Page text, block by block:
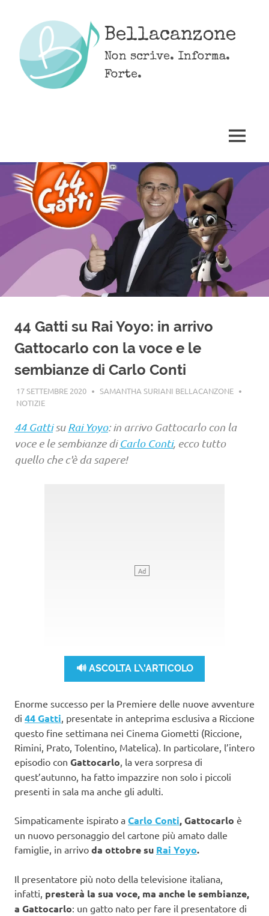
content
Bellacanzone
Non scrive. Informa.
Forte.
MENU
44 Gatti su Rai Yoyo: in arrivo
Gattocarlo con la voce e le
sembianze di Carlo Conti
17 SETTEMBRE 2020
SAMANTHA SURIANI BELLACANZONE
NOTIZIE
44 GattisuRai Yoyo: in arrivo Gattocarlo con la
voce e le sembianze diCarlo Conti, ecco tutto
quello che c'è da sapere!
🔊 ASCOLTA L\'ARTICOLO
Enorme successo per la Premiere delle nuove avventure
di 44 Gatti , presentate in anteprima esclusiva a Riccione
questo fine settimana nei Cinema Giometti (Riccione,
Rimini, Prato, Tolentino, Matelica). In particolare, l’intero
episodio con Gattocarlo , la vera sorpresa di
quest’autunno, ha fatto impazzire non solo i piccoli
presenti in sala ma anche gli adulti.
Simpaticamente ispirato a Carlo Conti, Gattocarlo è
un nuovo personaggio del cartone più amato dalle
famiglie, in arrivo da ottobre su Rai Yoyo.
Il presentatore più noto della televisione italiana,
infatti, presterà la sua voce, ma anche le sembianze,
a Gattocarlo: un gatto nato per fare il presentatore di